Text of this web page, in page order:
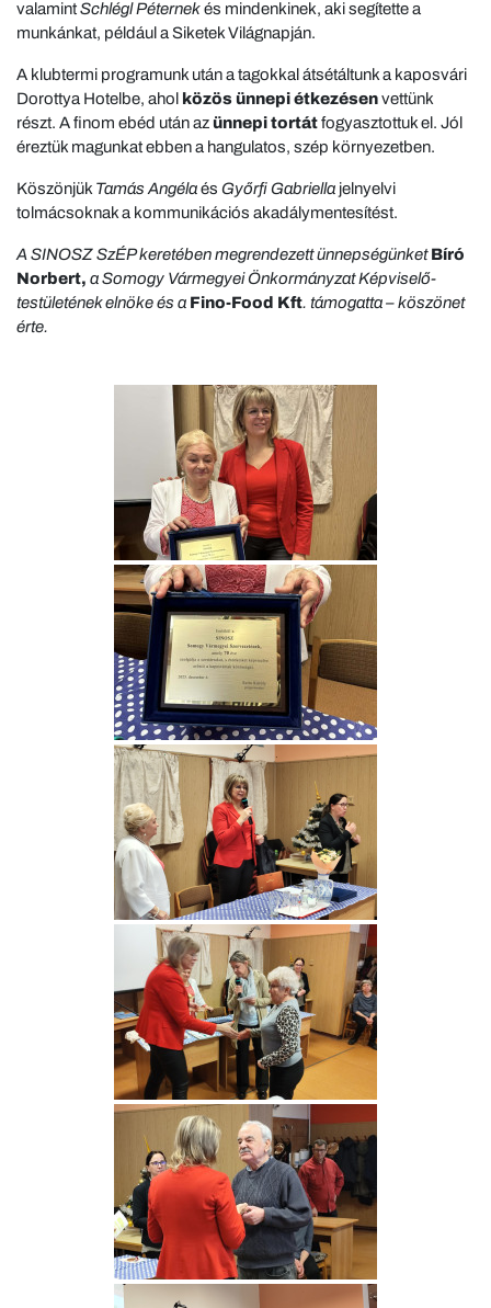
valamintSchlégl Péternekés mindenkinek, aki segítette a
munkánkat, például a Siketek Világnapján.
A klubtermi programunk után a tagokkal átsétáltunk a kaposvári
Dorottya Hotelbe, ahol közös ünnepi étkezésenvettünk
részt. A finom ebéd után azünnepi tortátfogyasztottuk el. Jól
éreztük magunkat ebben a hangulatos, szép környezetben.
Köszönjük Tamás Angélaés Győrfi Gabriella jelnyelvi
tolmácsoknak a kommunikációs akadálymentesítést.
A SINOSZ SzÉP keretében megrendezett ünnepségünketBíró
Norbert, a Somogy Vármegyei Önkormányzat Képviselő-
testületének elnöke és a Fino-Food Kft. támogatta – köszönet
érte.